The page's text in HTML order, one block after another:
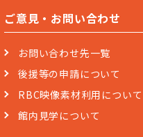
ご意見・お問い合わせ
お問い合わせ先一覧
後援等の申請について
RBC映像素材利用について
館内見学について